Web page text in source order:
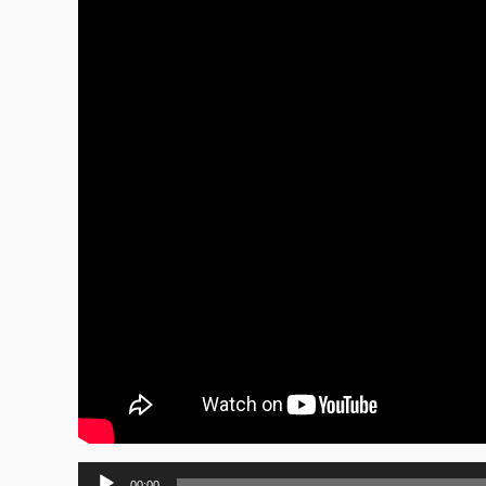
Lecteur